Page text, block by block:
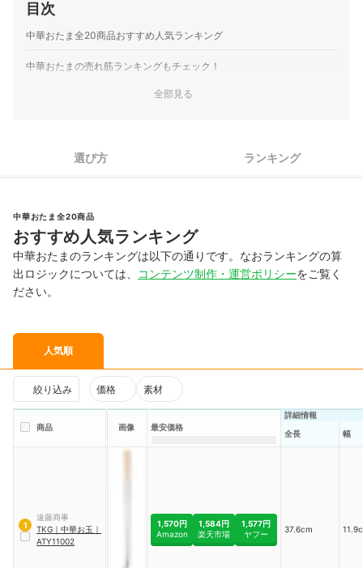
目次
中華おたま全20商品おすすめ人気ランキング
中華おたまの売れ筋ランキングもチェック！
全部見る
選び方 ランキング
中華おたま全20商品
おすすめ人気ランキング
中華おたまのランキングは以下の通りです。なおランキングの算
出ロジックについては、
コンテンツ制作・運営ポリシーをご覧く
ださい。
人気順
絞り込み 価格 素材
商品 画像 最安価格
詳細情報
全長
幅
1
遠藤商事
TKG ｜ 中華お玉 ｜
ATY11002
1,570円
Amazon
1,584円
楽天市場
1,577円
ヤフー
37.6cm